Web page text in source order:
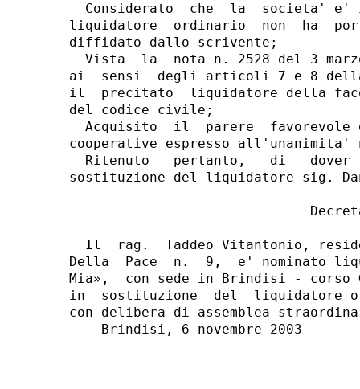
Considerato  che  la  societa' e'
liquidatore  ordinario  non  ha
diffidato dallo scrivente;
Vista  la  nota n. 2528 del 3
ai  sensi  degli articoli 7 e 8 della
il  precitato  liquidatore della
del codice civile;
Acquisito  il  parere  favorevole
cooperative espresso
Ritenuto   pertanto,   di   dover
sostituzione del liquidatore sig.
Il  rag.  Taddeo Vitantonio,
Della  Pace  n.  9,  e' nominato
Mia»,  con sede in Brindisi - corso
in  sostituzione  del  liquidatore
con delibera di assemblea
    Brindisi, 6 novembre 2003